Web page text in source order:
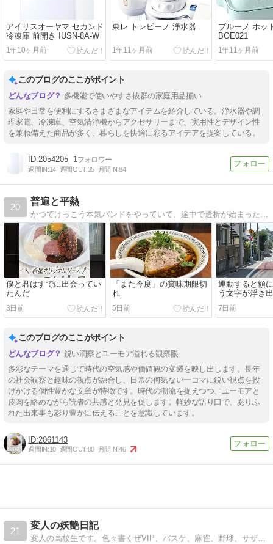
アイリスオーヤマ セカンド
冷凍庫 前開き IUSN-8A-W
1年10ヶ月前
東レ トレビーノ 浄水器
1年11ヶ月前
ブルーノ ホッ
BOE021
1年11ヶ月前
このブログのここがポイント
多機能で使いやすさ抜群の家庭用品揃い
家庭や日常を便利にするさまざまなアイテムを紹介している。浄水器や調
理家電、冷凍庫、空気清浄機からアクセサリーまで、実用性とデザイン性
を兼ね備えた商品が多く、暮らしを快適に彩るアイデアを提案している。
2054205 1
週間IN:14 週間OUT:35 月間IN:84
20
普遍と平熱
かつてけっこう本気バンドをやっていて、途中で透析が始まったひとの平熱くらいの温度感の話
僕と君はすでに出会ってい
たんだ
3日前
「また今度」の賞味期限切
れ
5日前
運動すると額
う文字が浮き
なんで
7日前
このブログのここがポイント
鋭い洞察とユーモア溢れる観察眼
多彩なテーマを通じて時代の空気感や価値観の変遷を映し出します。長年
の社会観察と趣味の視点が融合し、日常の何気ない一コマに鋭い視点を投
げかける個性豊かな文章が特徴です。時代の潮流を捉えつつ、ユーモアと
皮肉を絡めながら読者の共感と発見を促します。軽妙な語り口で、ありふ
れた出来事も彩り豊かに伝えることを意識しています。
2061143
週間IN:10 週間OUT:80 月間IN:46
21
変人の妖艶日記
変人の高校生です。色々書くぜVIP、バスケ、麻雀、野球、サザン、大好きだぁぁぁ